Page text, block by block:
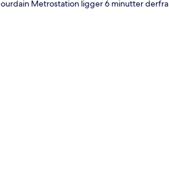
Metrostation ligger 6 minutter derfra.